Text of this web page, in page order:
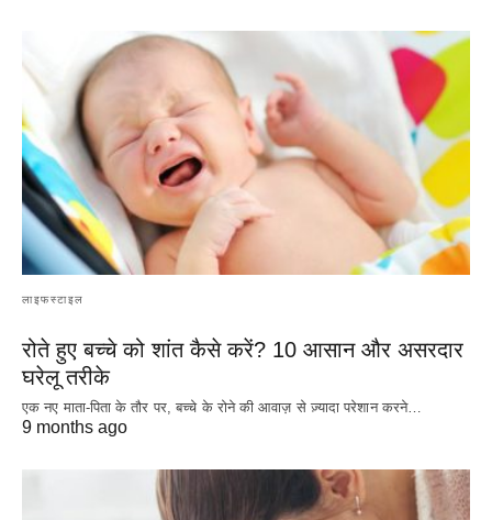
लाइफस्टाइल
रोते हुए बच्चे को शांत कैसे करें? 10 आसान और असरदार
घरेलू तरीके
एक नए माता-पिता के तौर पर, बच्चे के रोने की आवाज़ से ज़्यादा परेशान करने…
9 months ago